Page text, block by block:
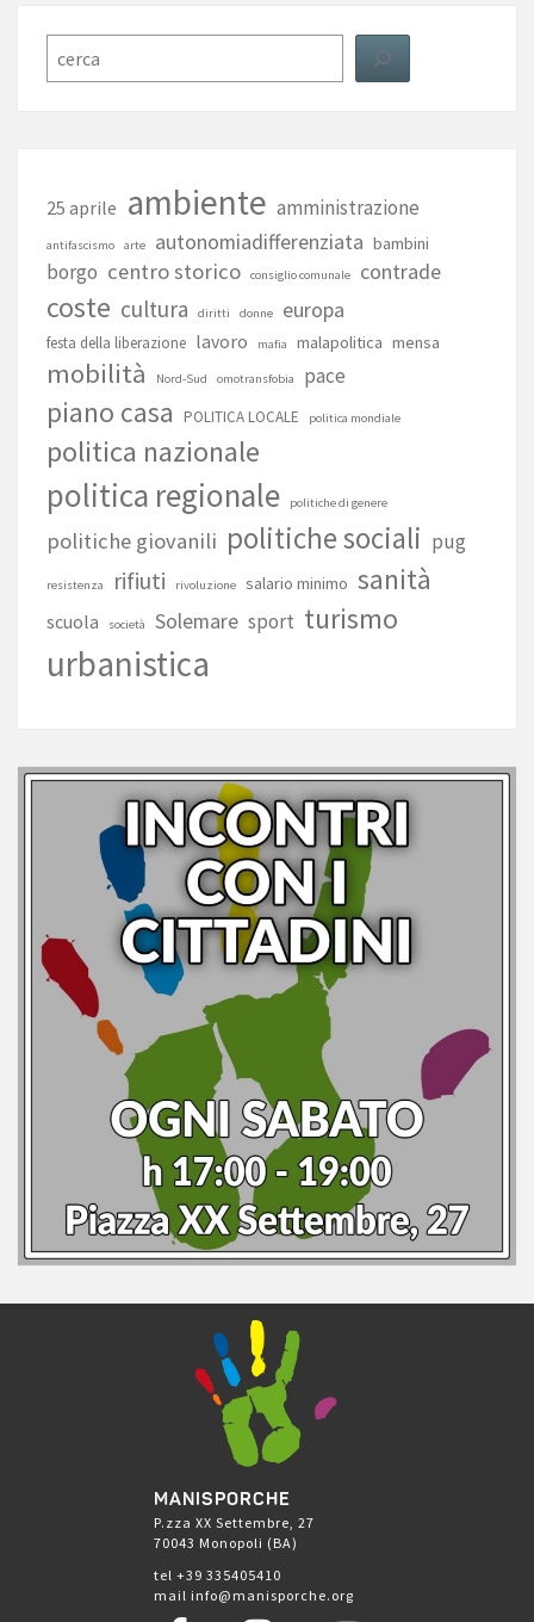
25 aprile ambiente amministrazione
antifascismo arte autonomiadifferenziata bambini
borgo centro storico consiglio comunale contrade
coste cultura diritti donne europa
festa della liberazione lavoro mafia malapolitica mensa
mobilità Nord-Sud omotransfobia pace
piano casa POLITICA LOCALE politica mondiale
politica nazionale
politica regionale politiche di genere
politiche giovanili politiche sociali pug
resistenza rifiuti rivoluzione salario minimo sanità
scuola società Solemare sport turismo
urbanistica
MANISPORCHE
P.zza XX Settembre, 27
70043 Monopoli (BA)
tel +39 335405410
mail info@manisporche.org